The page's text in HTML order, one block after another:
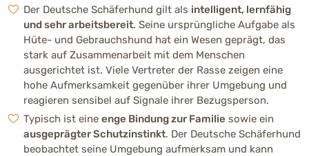
Herkunft
Deutschland, Ende des 19. Jahrhunderts als
Hüte- und Gebrauchshund gezüchtet
Körperliche Merkmale
Großer, muskulöser Gebrauchshund mit
dichtem Fell und charakteristisch schräger
Rückenlinie
Der Deutsche Schäferhund gilt als intelligent, lernfähig
und sehr arbeitsbereit. Seine ursprüngliche Aufgabe als
Hüte- und Gebrauchshund hat ein Wesen geprägt, das
stark auf Zusammenarbeit mit dem Menschen
ausgerichtet ist. Viele Vertreter der Rasse zeigen eine
hohe Aufmerksamkeit gegenüber ihrer Umgebung und
reagieren sensibel auf Signale ihrer Bezugsperson.
Typisch ist eine enge Bindung zur Familie sowie ein
ausgeprägter Schutzinstinkt. Der Deutsche Schäferhund
beobachtet seine Umgebung aufmerksam und kann